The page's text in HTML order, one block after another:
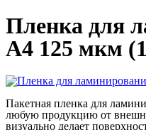
Пленка для
А4 125 мкм
Пакетная пленка для
любую продукцию от
визуально делает